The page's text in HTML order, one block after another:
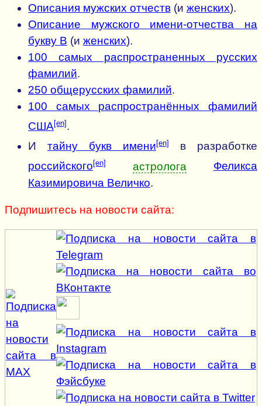
Описания мужских отчеств (и женских).
Описание мужского имени-отчества на
букву В (и женских).
100 самых распространенных русских
фамилий.
250 общерусских фамилий.
100 самых распространённых фамилий
США [en] .
И тайну букв имени [en]
в разработке
российского [en] астролога
Феликса
Казимировича Величко.
Подпишитесь на новости сайта: